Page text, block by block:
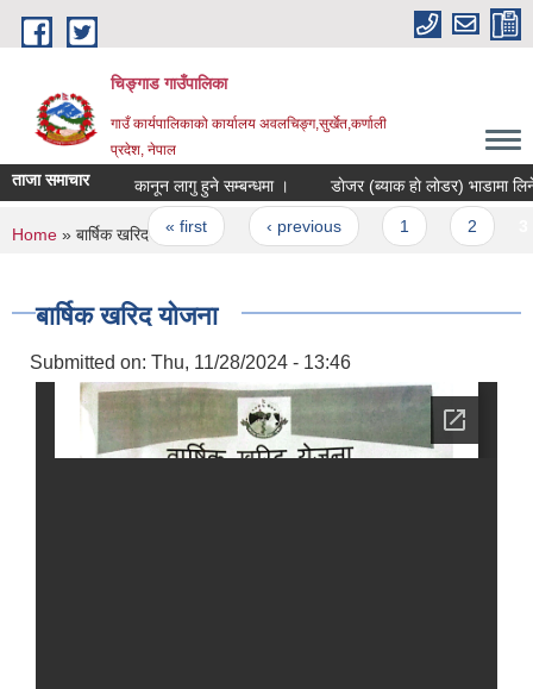
Skip to main content
चिङ्गाड गाउँपालिका
गाउँ कार्यपालिकाको कार्यालय अवलचिङ्ग,सुर्खेत,कर्णाली
प्रदेश, नेपाल
ताजा समाचार कानून लागु हुने सम्बन्धमा । डाेजर (ब्याक हाे
Pages
« first ‹ previous
You are here
Home » बार्षिक खरिद योजना
बार्षिक खरिद योजना
Submitted on: Thu, 11/28/2024 - 13:46